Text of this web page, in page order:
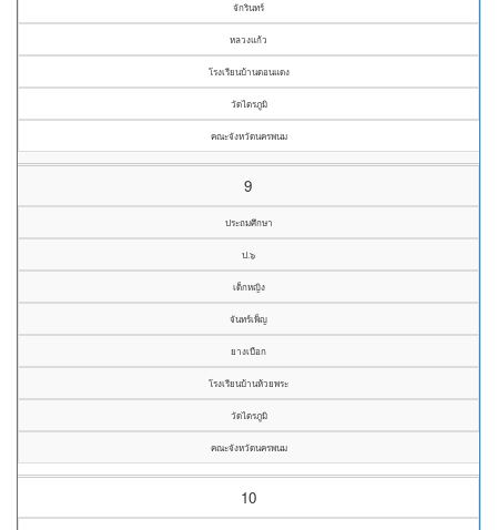
จักรินทร์
หลวงแก้ว
โรงเรียนบ้านดอนแดง
วัดไตรภูมิ
คณะจังหวัดนครพนม
9
ประถมศึกษา
ป.๖
เด็กหญิง
จันทร์เพ็ญ
ยางเบือก
โรงเรียนบ้านห้วยพระ
วัดไตรภูมิ
คณะจังหวัดนครพนม
10